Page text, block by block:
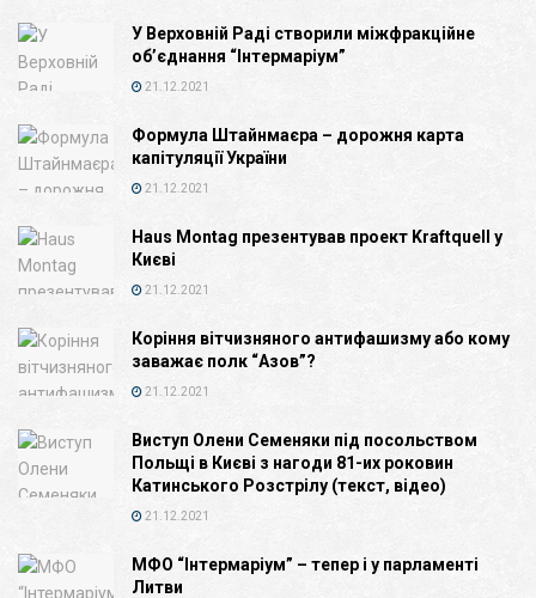
У Верховній Раді створили міжфракційне
об’єднання “Інтермаріум”
21.12.2021
Формула Штайнмаєра – дорожня карта
капітуляції України
21.12.2021
Haus Montag презентував проект Kraftquell у
Києві
21.12.2021
Коріння вітчизняного антифашизму або кому
заважає полк “Азов”?
21.12.2021
Виступ Олени Семеняки під посольством
Польщі в Києві з нагоди 81-их роковин
Катинського Розстрілу (текст, відео)
21.12.2021
МФО “Інтермаріум” – тепер і у парламенті
Литви